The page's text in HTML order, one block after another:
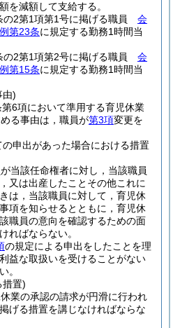
を減額して支給する。
の2第1項第1号に掲げる職員 会
第23条に規定する勤務1時間当
の2第1項第2号に掲げる職員 会
第15条に規定する勤務1時間当
由)
6項において準用する育児休業
る事由は，職員が第3項変更を
申出があった場合における措置
当該任命権者に対し，当該職員
又は出産したことその他これに
は，当該職員に対して，育児休
項を知らせるとともに，育児休
職員の意向を確認するための面
ればならない。
の規定による申出をしたことを理
益な取扱いを受けることがない
。
措置)
業の承認の請求が円滑に行われ
げる措置を講じなければならな